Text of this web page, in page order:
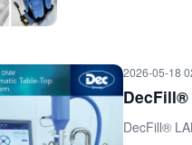
2026-05-18
DecFill®
DecFill®